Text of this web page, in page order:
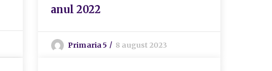
anul 2022
Primaria 5 8 august 2023